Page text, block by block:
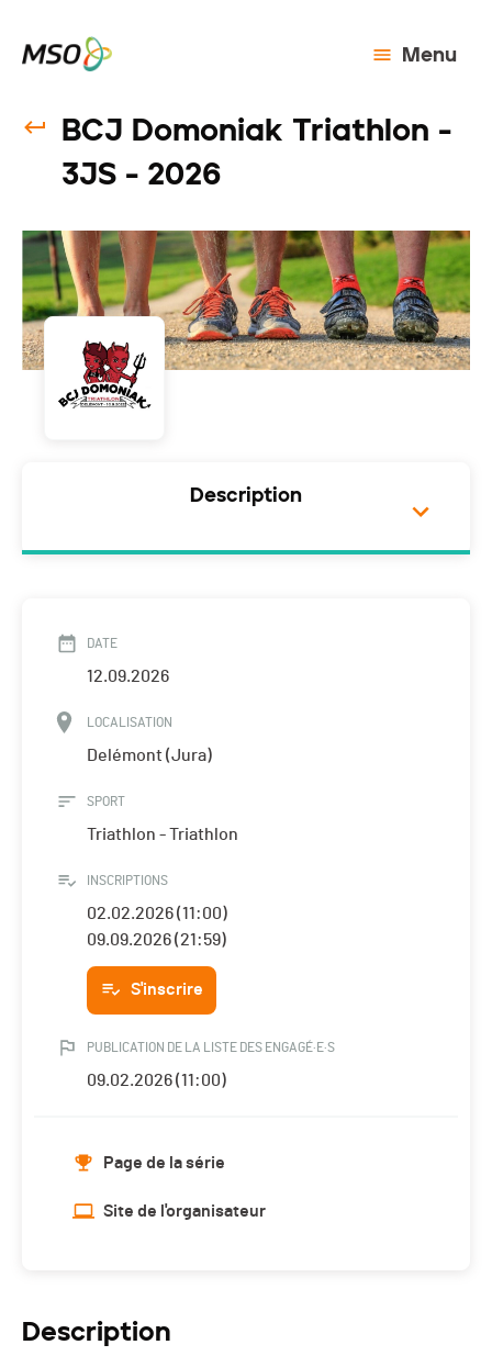
Menu
BCJ Domoniak Triathlon -
3JS - 2026
Description
DATE
12.09.2026
LOCALISATION
Delémont (Jura)
SPORT
Triathlon - Triathlon
INSCRIPTIONS
02.02.2026 (11:00)
09.09.2026 (21:59)
S'inscrire
PUBLICATION DE LA LISTE DES ENGAGÉ·E·S
09.02.2026 (11:00)
Page de la série
Site de l'organisateur
Description